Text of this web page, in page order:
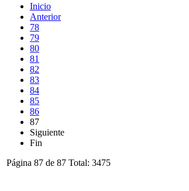
Inicio
Anterior
78
79
80
81
82
83
84
85
86
87
Siguiente
Fin
Página 87 de 87 Total: 3475